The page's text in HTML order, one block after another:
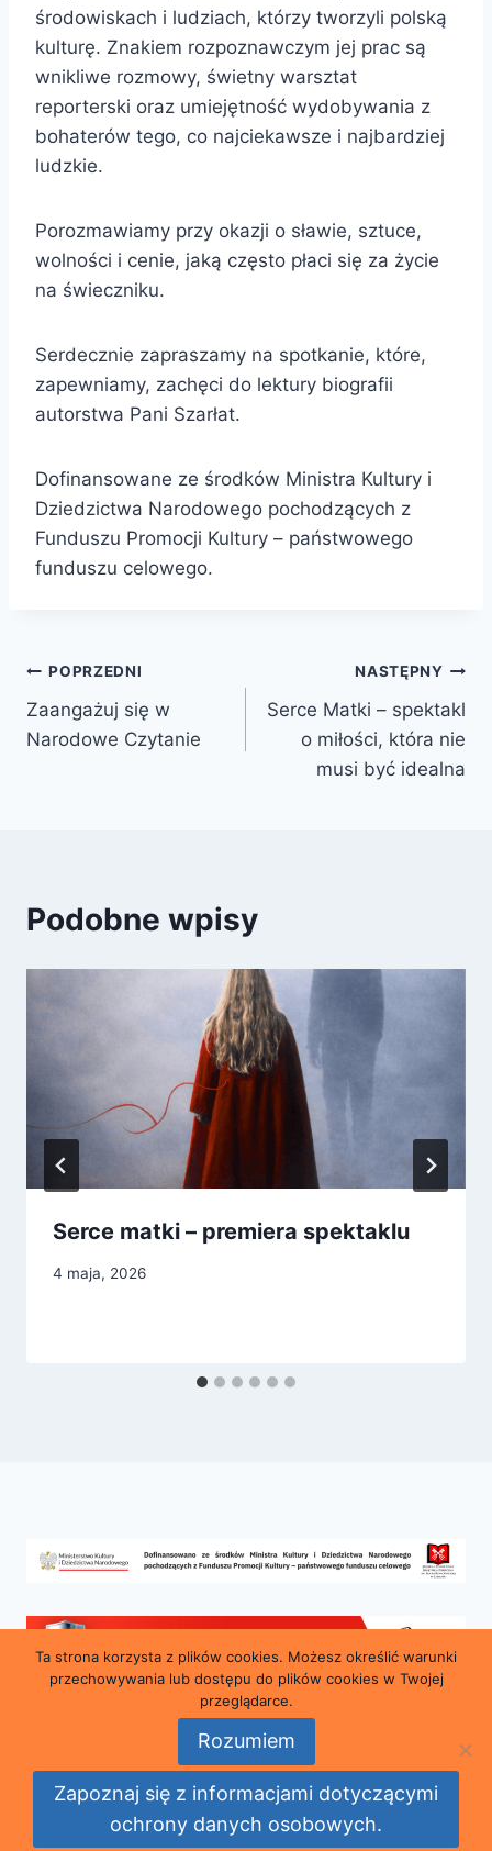
środowiskach i ludziach, którzy tworzyli polską
kulturę. Znakiem rozpoznawczym jej prac są
wnikliwe rozmowy, świetny warsztat
reporterski oraz umiejętność wydobywania z
bohaterów tego, co najciekawsze i najbardziej
ludzkie.
Porozmawiamy przy okazji o sławie, sztuce,
wolności i cenie, jaką często płaci się za życie
na świeczniku.
Serdecznie zapraszamy na spotkanie, które,
zapewniamy, zachęci do lektury biografii
autorstwa Pani Szarłat.
Dofinansowane ze środków Ministra Kultury i
Dziedzictwa Narodowego pochodzących z
Funduszu Promocji Kultury – państwowego
funduszu celowego.
Nawigacja
wpisu
POPRZEDNI
Zaangażuj się w
Narodowe Czytanie
NASTĘPNY
Serce Matki – spektakl
o miłości, która nie
musi być idealna
Podobne wpisy
Serce matki – premiera spektaklu
4 maja, 2026
© 2026 Miejska i Powiatowa Biblioteka Publiczna
im. Marii Konopnickiej w Lubaniu
Ta strona korzysta z plików cookies. Możesz określić warunki
przechowywania lub dostępu do plików cookies w Twojej
przeglądarce.
Rozumiem
Zapoznaj się z informacjami dotyczącymi
ochrony danych osobowych.